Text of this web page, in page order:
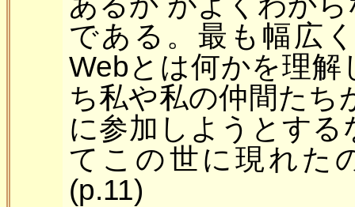
である。最も幅広
Webとは何かを理
ち私や私の仲間たち
に参加しようとす
てこの世に現れた
(p.11)